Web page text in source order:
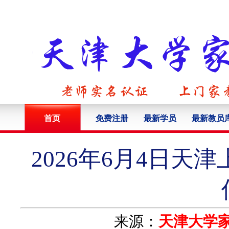
首页 免费注册 最新学员 最新教员
2026年6月4日天
来源： 天津大学